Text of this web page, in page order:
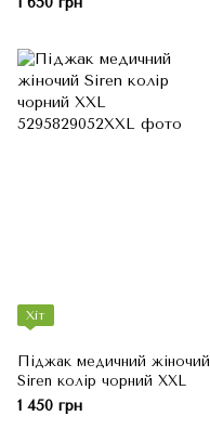
Хіт
Піджак медичний жіночий
Siren колір чорний XXL
1 450 грн